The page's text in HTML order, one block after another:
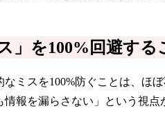
」を100%回避す
なミスを100%防ぐことは、ほ
報を漏らさない」という視点